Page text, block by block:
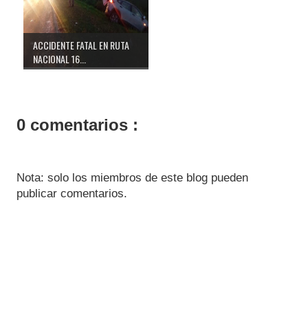
ACCIDENTE FATAL EN RUTA
NACIONAL 16...
0 comentarios :
Nota: solo los miembros de este blog pueden
publicar comentarios.